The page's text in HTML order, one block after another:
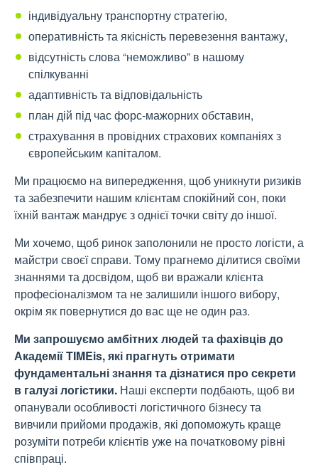
індивідуальну транспортну стратегію,
оперативність та якісність перевезення вантажу,
відсутність слова “неможливо” в нашому
спілкуванні
адаптивність та відповідальність
план дій під час форс-мажорних обставин,
страхування в провідних страхових компаніях з
європейським капіталом.
Ми працюємо на випередження, щоб уникнути ризиків
та забезпечити нашим клієнтам спокійний сон, поки
їхній вантаж мандрує з однієї точки світу до іншої.
Ми хочемо, щоб ринок заполонили не просто логісти, а
майстри своєї справи. Тому прагнемо ділитися своїми
знаннями та досвідом, щоб ви вражали клієнта
професіоналізмом та не залишили іншого вибору,
окрім як повернутися до вас ще не один раз.
Ми запрошуємо амбітних людей та фахівців до
Академії TIMEis, які прагнуть отримати
фундаментальні знання та дізнатися про секрети
в галузі логістики. Наші експерти подбають, щоб ви
опанували особливості логістичного бізнесу та
вивчили прийоми продажів, які допоможуть краще
розуміти потреби клієнтів уже на початковому рівні
співпраці.